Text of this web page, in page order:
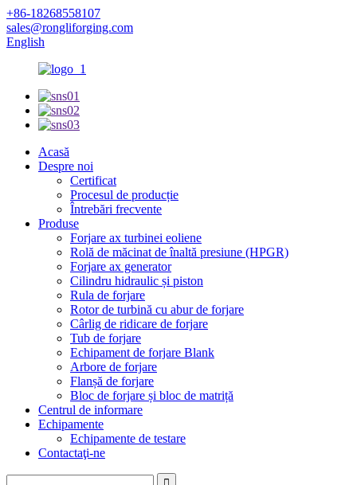
+86-18268558107
sales@rongliforging.com
English
Acasă
Despre noi
Certificat
Procesul de producție
Întrebări frecvente
Produse
Forjare ax turbinei eoliene
Rolă de măcinat de înaltă presiune (HPGR)
Forjare ax generator
Cilindru hidraulic și piston
Rula de forjare
Rotor de turbină cu abur de forjare
Cârlig de ridicare de forjare
Tub de forjare
Echipament de forjare Blank
Arbore de forjare
Flanșă de forjare
Bloc de forjare și bloc de matriță
Centrul de informare
Echipamente
Echipamente de testare
Contactaţi-ne